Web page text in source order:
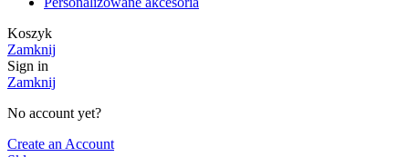
Koszyk
Zamknij
Sign in
Zamknij
No account yet?
Create an Account